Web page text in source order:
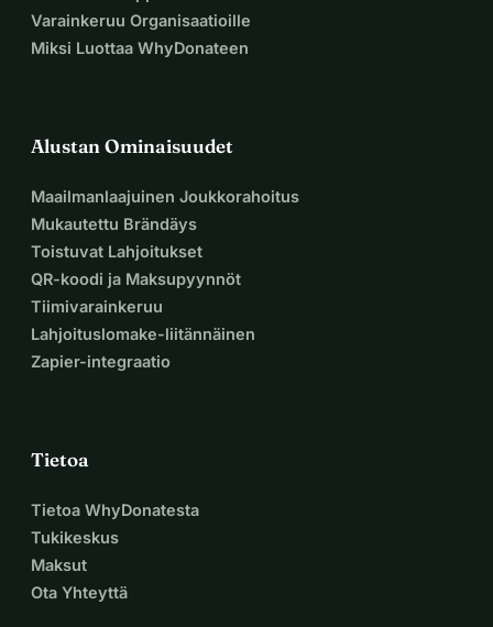
Varainkeruu Organisaatioille
Miksi Luottaa WhyDonateen
Alustan Ominaisuudet
Maailmanlaajuinen Joukkorahoitus
Mukautettu Brändäys
Toistuvat Lahjoitukset
QR-koodi ja Maksupyynnöt
Tiimivarainkeruu
Lahjoituslomake-liitännäinen
Zapier-integraatio
Tietoa
Tietoa WhyDonatesta
Tukikeskus
Maksut
Ota Yhteyttä